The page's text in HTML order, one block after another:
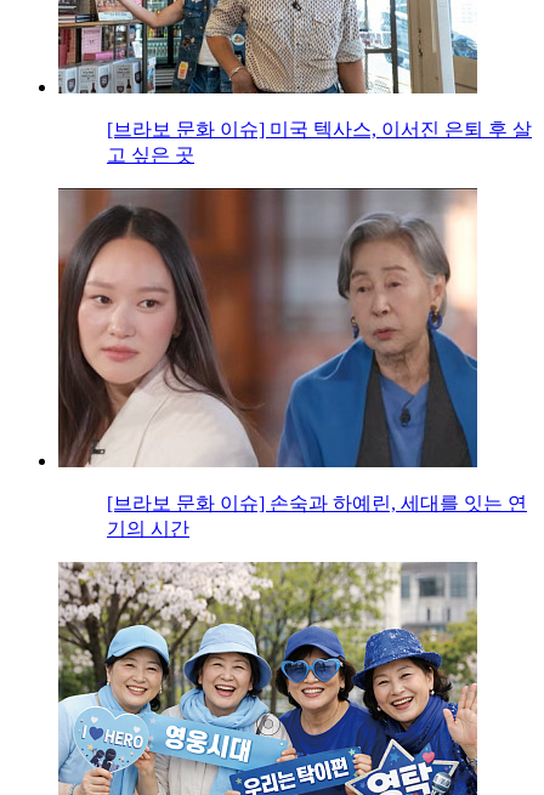
[브라보 문화 이슈] 미국 텍사스, 이서진 은퇴 후 살
고 싶은 곳
[브라보 문화 이슈] 손숙과 하예린, 세대를 잇는 연
기의 시간